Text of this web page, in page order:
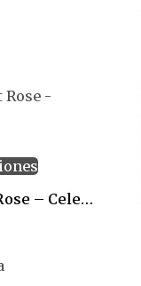
Babydoll Corset Rose – Celeste